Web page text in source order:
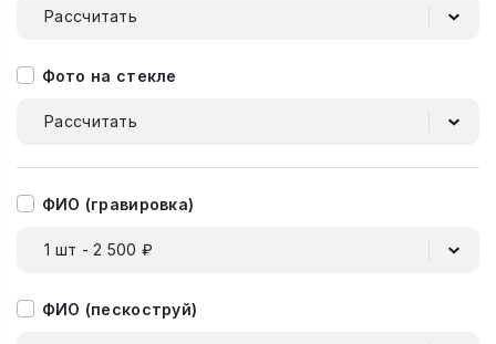
Рассчитать
Фото на стекле
Рассчитать
ФИО (гравировка)
1 шт - 2 500 ₽
ФИО (пескоструй)